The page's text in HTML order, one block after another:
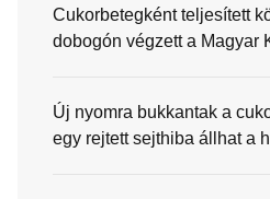
Cukorbetegként teljesített
dobogón végzett a Magyar
Új nyomra bukkantak a
egy rejtett sejthiba állhat a